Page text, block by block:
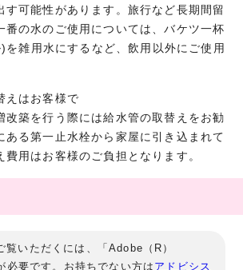
す可能性があります。旅行など長期間留
番の水のご使用については、バケツ一杯
雑用水にするなど、飲用以外にご使用
えはお客様で
築を行う際には給水管の取替えをお勧
ある第一止水栓から家屋に引き込まれて
費用はお客様のご負担となります。
覧いただくには、「Adobe（R）
必要です。お持ちでない方は アドビシス